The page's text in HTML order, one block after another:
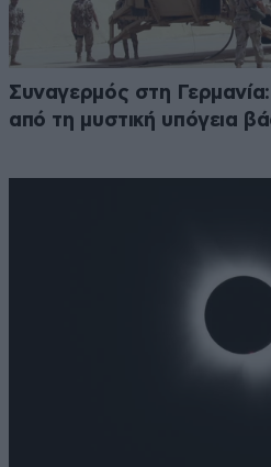
Συναγερμός στη
από τη μυστική υπόγεια